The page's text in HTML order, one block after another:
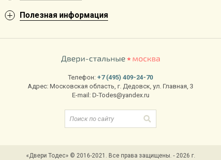
Полезная информация
Телефон: +7 (495) 409-24-70
Адрес: Московская область, г. Дедовск, ул. Главная, 3
E-mail: D-Todes@yandex.ru
«Двери Тодес» © 2016-2021. Все права защищены. - 2026 г.